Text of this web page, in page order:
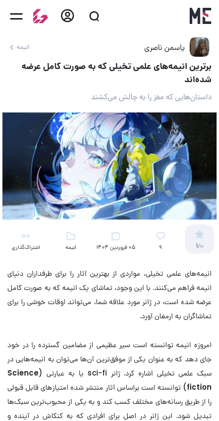
یاسمن ناصری انیمه
برترین انیمه‌های علمی تخیلی که به صورت کامل عرضه
شده‌اند
داستان‌هایی که مغز را به چالش می‌کشند
1/10
9 05 فروردین 1404 انیمه اشتراک‌گذاری
انیمه‌های علمی تخیلی، مواردی از بهترین آثار را برای طرفداران دنیای
انیمه فراهم می‌کنند. با این وجود، تماشای یک انیمه که به صورت کامل
عرضه شده است، در ژانر مورد علاقه شما، می‌تواند اوقات خوشی را برای
تماشاگران به ارمغان آورد.
امروزه انیمه توانسته است سیر عظیمی از مضامین گسترده را در خود
جای دهد که به عنوان یکی از موفق‌ترین آن‌ها می‌توان به انیمه‌هایی در
سبک علمی تخیلی اشاره کرد. ژانر sci-fi یا به عبارتی (
Science
fiction) توانسته است براساس آثار منتشر شده امتیازهای قابل قبولی
را از طریق رسانه‌های مختلف کسب کند و به یکی از محبوب‌ترین سبک‌ها
تبدیل شود. این ژانر در اصل برای افرادی که به کنکاش در آینده و